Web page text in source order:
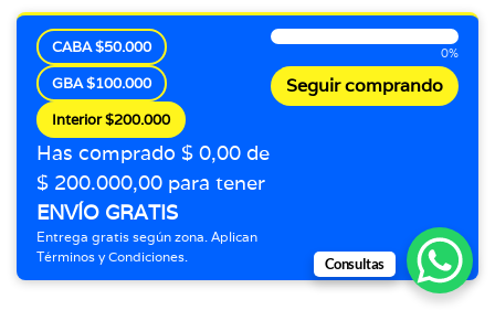
CABA $50.000
GBA $100.000
Interior $200.000
Has comprado $ 0,00 de
$ 200.000,00 para tener
ENVÍO GRATIS
Entrega gratis según zona. Aplican
Términos y Condiciones.
0%
Seguir comprando
Consultas